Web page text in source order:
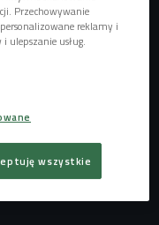
Przechowywanie
reklamy i
ulepszanie usług.
wszystkie